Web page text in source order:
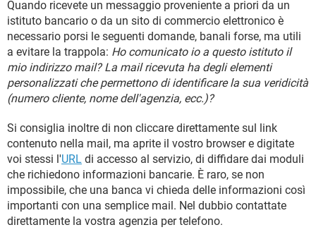
Quando ricevete un messaggio proveniente a priori da un
istituto bancario o da un sito di commercio elettronico è
necessario porsi le seguenti domande, banali forse, ma utili
a evitare la trappola: Ho comunicato io a questo istituto il
mio indirizzo mail? La mail ricevuta ha degli elementi
personalizzati che permettono di identificare la sua veridicità
(numero cliente, nome dell'agenzia, ecc.)?
Si consiglia inoltre di non cliccare direttamente sul link
contenuto nella mail, ma aprite il vostro browser e digitate
voi stessi l'URL di accesso al servizio, di diffidare dai moduli
che richiedono informazioni bancarie. È raro, se non
impossibile, che una banca vi chieda delle informazioni così
importanti con una semplice mail. Nel dubbio contattate
direttamente la vostra agenzia per telefono.